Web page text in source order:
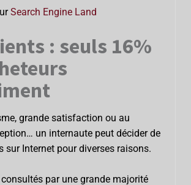
Search Engine Land
: seuls 16%
grande satisfaction ou au
un internaute peut décider de
sur Internet pour diverses raisons.
par une grande majorité